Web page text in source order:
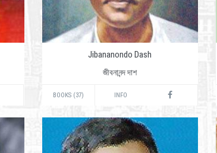
Jibananondo Dash
জীবনানন্দ দাশ
BOOKS (37) INFO